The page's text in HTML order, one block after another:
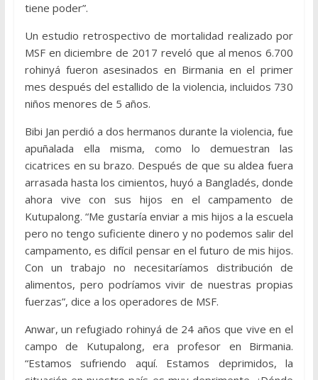
tiene poder”.
Un estudio retrospectivo de mortalidad realizado por
MSF en diciembre de 2017 reveló que al menos 6.700
rohinyá fueron asesinados en Birmania en el primer
mes después del estallido de la violencia, incluidos 730
niños menores de 5 años.
Bibi Jan perdió a dos hermanos durante la violencia, fue
apuñalada ella misma, como lo demuestran las
cicatrices en su brazo. Después de que su aldea fuera
arrasada hasta los cimientos, huyó a Bangladés, donde
ahora vive con sus hijos en el campamento de
Kutupalong. “Me gustaría enviar a mis hijos a la escuela
pero no tengo suficiente dinero y no podemos salir del
campamento, es difícil pensar en el futuro de mis hijos.
Con un trabajo no necesitaríamos distribución de
alimentos, pero podríamos vivir de nuestras propias
fuerzas”, dice a los operadores de MSF.
Anwar, un refugiado rohinyá de 24 años que vive en el
campo de Kutupalong, era profesor en Birmania.
“Estamos sufriendo aquí. Estamos deprimidos, la